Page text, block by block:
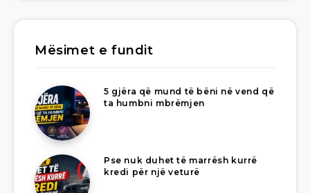
Mësimet e fundit
5 gjëra që mund të bëni në vend që
ta humbni mbrëmjen
Pse nuk duhet të marrësh kurrë
kredi për një veturë